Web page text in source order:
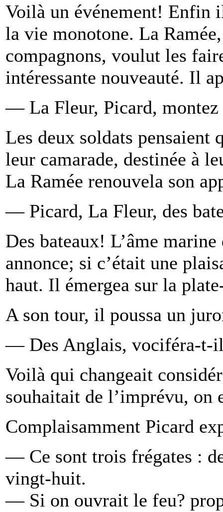
Voilà un événement! Enfin
la vie monotone. La
compagnons, voulut les
intéressante nouveauté. Il
— La Fleur, Picard,
Les deux soldats pensaient
leur camarade, destinée à
La Ramée renouvela son
— Picard, La Fleur, des
Des bateaux! L’âme
annonce; si c’était une
haut. Il émergea sur la
A son tour, il poussa un
— Des Anglais, vociféra-t-
Voilà qui changeait
souhaitait de l’imprévu, on
Complaisamment Picard
— Ce sont trois frégates :
vingt-huit.
— Si on ouvrait le feu?